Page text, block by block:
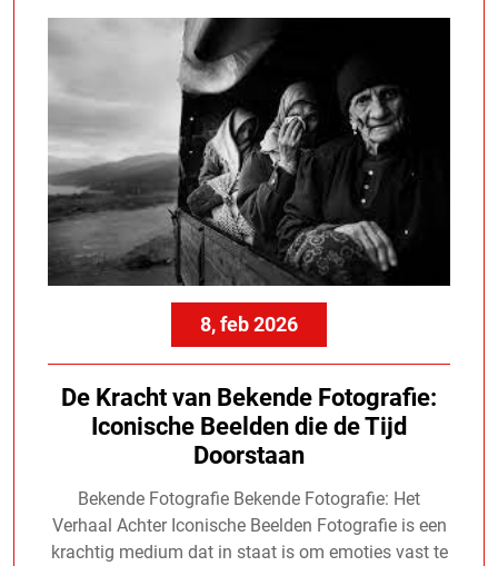
8, feb 2026
De Kracht van Bekende Fotografie:
Iconische Beelden die de Tijd
Doorstaan
Bekende Fotografie Bekende Fotografie: Het
Verhaal Achter Iconische Beelden Fotografie is een
krachtig medium dat in staat is om emoties vast te